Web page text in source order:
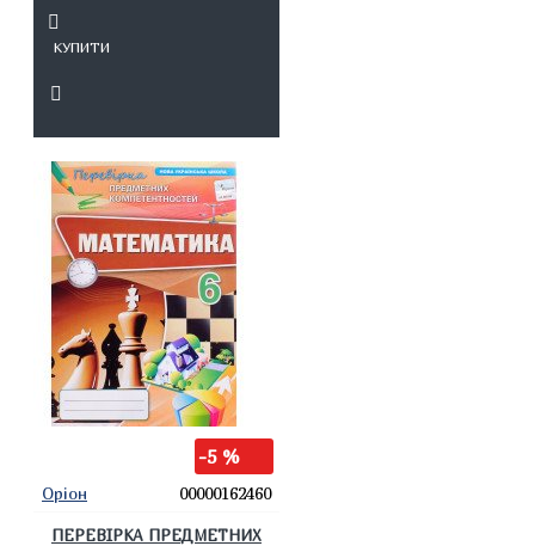
КУПИТИ
-5 %
Оріон 00000162460
ПЕРЕВІРКА ПРЕДМЕТНИХ